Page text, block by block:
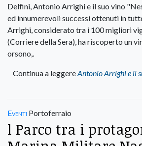
Delfini, Antonio Arrighi e il suo vino
ed innumerevoli successi ottenuti in
Arrighi, considerato tra i 100 migliori
(Corriere della Sera), ha riscoperto un
orsono,.
Continua a leggereAntonio Arrighi e il
Eventi Portoferraio
l Parco tra i